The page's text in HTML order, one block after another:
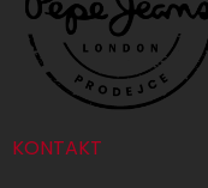
KONTAKT